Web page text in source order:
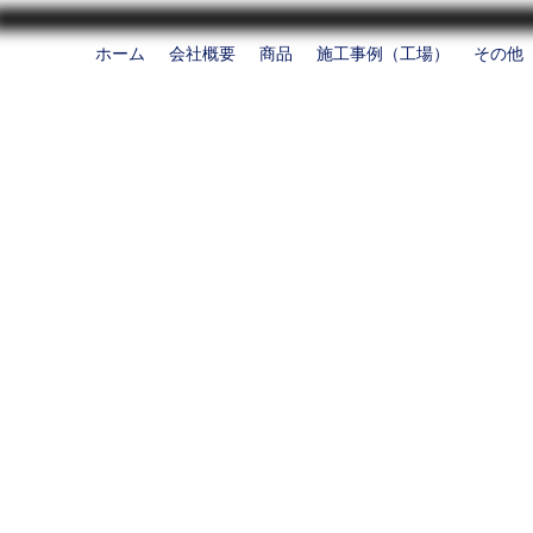
ホーム 会社概要 商品 施工事例（工場） その他